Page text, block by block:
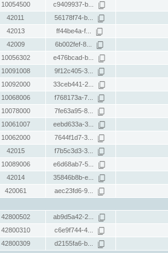
10054500 c9409937-b...
42011 56178f74-b...
42013 ff44be4a-f...
42009 6b002fef-8...
10056302 e476bcad-b...
10091008 9f12c405-3...
10092000 33ceb441-2...
10068006 f768173a-7...
10078000 7fe63a95-8...
10061007 eebd633a-3...
10062000 7644f1d7-3...
42015 f7b5c3d3-3...
10089006 e6d68ab7-5...
42014 35846b8b-e...
420061 aec23fd6-9...
42800502 ab9d5a42-2...
42800310 c6e9f744-4...
42800309 d2155fa6-b...